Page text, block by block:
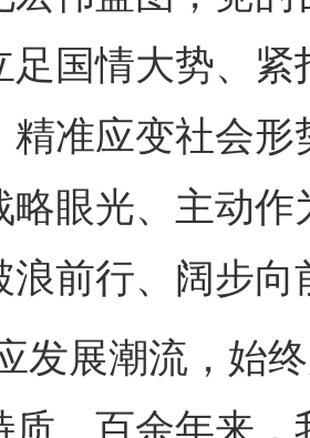
足国情大势、
精准应变社会
略眼光、主动
浪前行、阔步向
展潮流，始终
质。百余年来